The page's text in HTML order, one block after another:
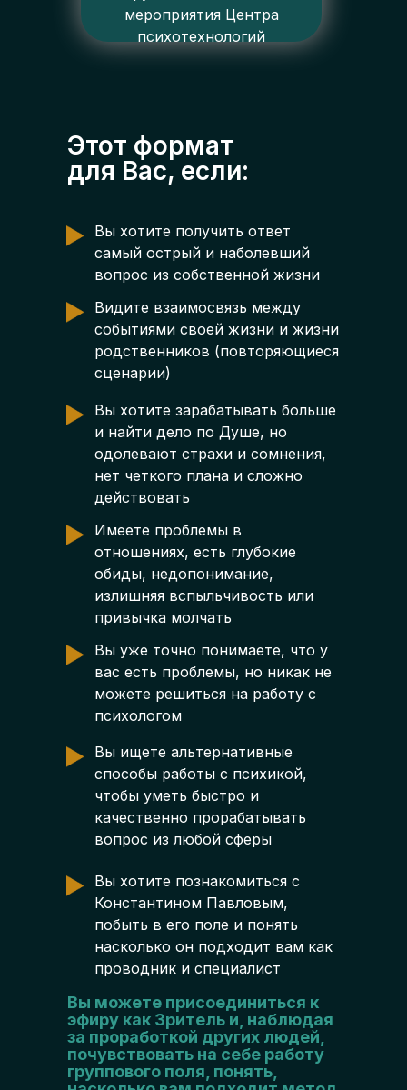
мероприятия Центра
психотехнологий
Этот формат
для Вас, если:
Вы хотите получить ответ
самый острый и наболевший
вопрос из собственной жизни
Вы можете присоединиться к
эфиру как Зритель и, наблюдая
за проработкой других людей,
почувствовать на себе работу
группового поля, понять,
Видите взаимосвязь между
событиями своей жизни и жизни
родственников (повторяющиеся
сценарии)
Имеете проблемы в
отношениях, есть глубокие
обиды, недопонимание,
излишняя вспыльчивость или
привычка молчать
Вы хотите зарабатывать больше
и найти дело по Душе, но
одолевают страхи и сомнения,
нет четкого плана и сложно
действовать
Вы уже точно понимаете, что у
вас есть проблемы, но никак не
можете решиться на работу с
психологом
Вы ищете альтернативные
способы работы с психикой,
чтобы уметь быстро и
качественно прорабатывать
вопрос из любой сферы
Вы хотите познакомиться с
Константином Павловым,
побыть в его поле и понять
насколько он подходит вам как
проводник и специалист